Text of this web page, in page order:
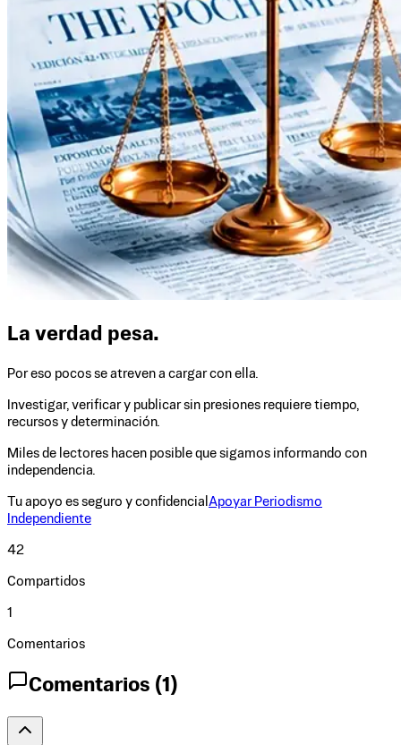
La verdad pesa.
Por eso pocos se atreven a cargar con ella.
Investigar, verificar y publicar sin presiones requiere tiempo,
recursos y determinación.
Miles de lectores hacen posible que sigamos informando con
independencia.
Tu apoyo es seguro y confidencial Apoyar Periodismo
Independiente
42
Compartidos
1
Comentarios
Comentarios (1)